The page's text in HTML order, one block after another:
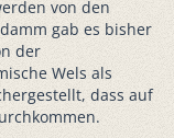
von den
gab es bisher
der
Wels als
dass auf